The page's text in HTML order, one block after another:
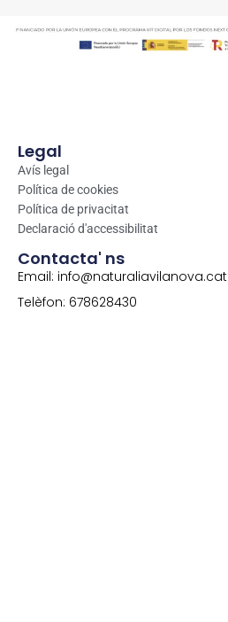
Legal
Avís legal
Política de cookies
Política de privacitat
Declaració d'accessibilitat
Contacta' ns
Email: info@naturaliavilanova.cat
Telèfon: 678628430